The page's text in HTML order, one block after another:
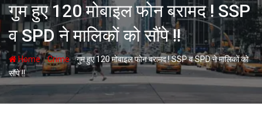
गुम हुए 120 मोबाइल फोन बरामद ! SSP
व SPD ने मालिकों को सौंपे !!
Home-Crime-गुम हुए 120 मोबाइल फोन बरामद ! SSP व SPD ने मालिकों को
सौंपे !!